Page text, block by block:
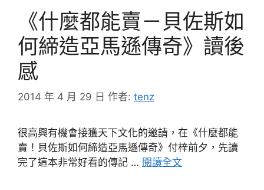
《什麼都能賣－貝佐斯如
何締造亞馬遜傳奇》讀後
感
2014 年 4 月 29 日 作者: tenz
很高興有機會接獲天下文化的邀請，在《什麼都能
賣！貝佐斯如何締造亞馬遜傳奇》付梓前夕，先讀
完了這本非常好看的傳記 … 閱讀全文